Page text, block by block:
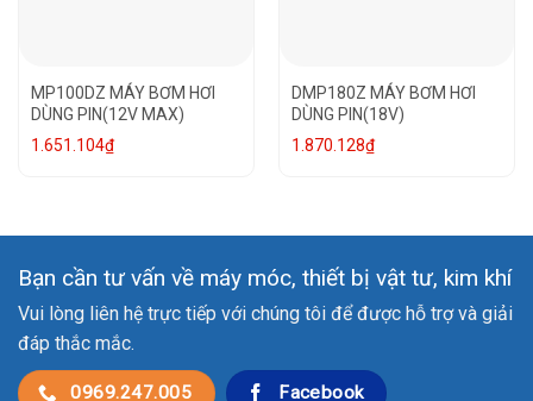
MP100DZ MÁY BƠM HƠI
DÙNG PIN(12V MAX)
1.651.104₫
DMP180Z MÁY BƠM HƠI
DÙNG PIN(18V)
1.870.128₫
Bạn cần tư vấn về máy móc, thiết bị vật tư, kim khí
Vui lòng liên hệ trực tiếp với chúng tôi để được hỗ trợ và giải
đáp thắc mắc.
0969.247.005 Facebook